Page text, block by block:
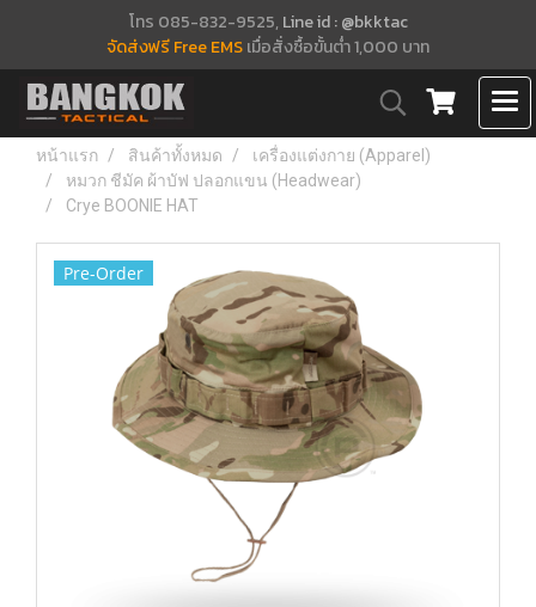
โทร 085-832-9525, Line id : @bkktac
จัดส่งฟรี Free EMSเมื่อสั่งซื้อขั้นต่ำ 1,000 บาท
หน้าแรก สินค้าทั้งหมด
เครื่องแต่งกาย (Apparel)
หมวก ชีมัค ผ้าบัฟ ปลอกแขน (Headwear)
Crye BOONIE HAT
Pre-Order